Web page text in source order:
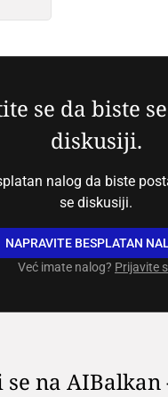
se da biste
diskusiji.
nalog da biste
se diskusiji.
NAPRAVITE BESPLATAN
Već imate nalog? Prijavite
na AIBalkan